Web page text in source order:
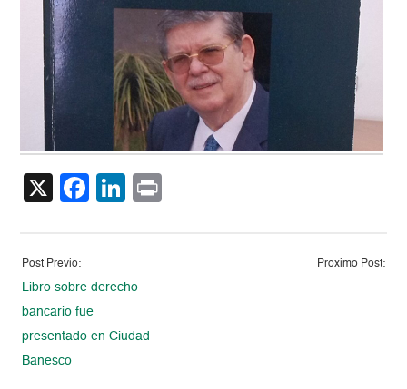
X Facebook
LinkedIn
Post Previo:
Libro sobre derecho
bancario fue
presentado en Ciudad
Banesco
Proximo Post: